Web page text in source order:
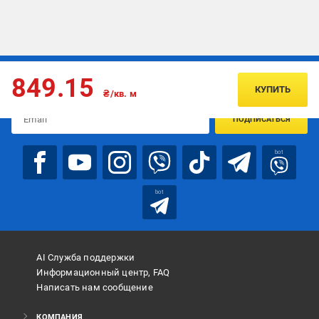
849.15 ₴/кв. м КУПИТЬ
Подписывайтесь, чтобы узнавать первым об акцияx и
ПОДПИСАТЬСЯ
bot
bot
AI Служба поддержки
Информационный центр, FAQ
Написать нам сообщение
КОМПАНИЯ